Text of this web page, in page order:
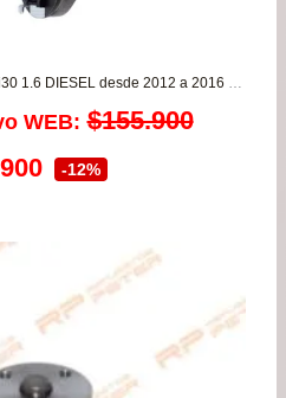
WEB: $155.900
El
es:
$137.900.
-12%